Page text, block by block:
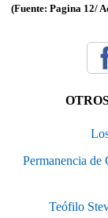
(Fuente: Pagina 12/
Permanencia de
Teófilo